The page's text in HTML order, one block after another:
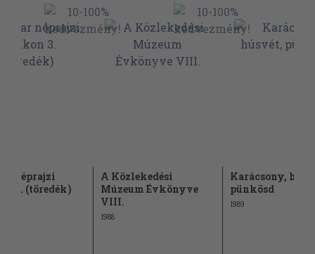
néprajzi
3. (töredék)
A Közlekedési
Múzeum Évkönyve
VIII.
1988
Karácsony,
pünkösd
1989